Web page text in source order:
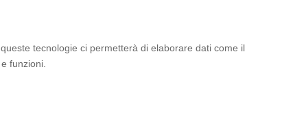
tecnologie ci permetterà di elaborare dati come il
funzioni.